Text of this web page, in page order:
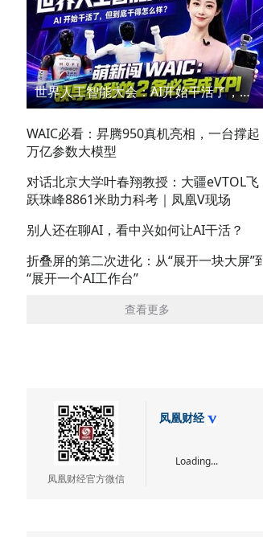
世界人工智能大会：AI开始干活了，但到底干的怎么样？萌新闯WAIC
WAIC必看：昇腾950真机亮相，一台撑起
万亿参数大模型
对话北京大学叶春翔教授：大疆eVTOL飞
跃珠峰8861米助力科考｜凤凰V现场
别人还在聊AI，看中兴如何让AI干活？
折叠屏的第二次进化：从“展开一块大屏”
“展开一个AI工作台”
查看更多
凤凰财经官方微信
凤凰财经
Loading...